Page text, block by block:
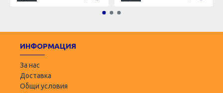
ИНФОРМАЦИЯ
За нас
Доставка
Общи условия